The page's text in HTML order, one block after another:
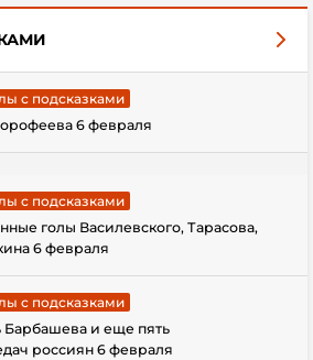
с подсказками
6 февраля
с подсказками
голы Василевского, Тарасова,
6 февраля
с подсказками
Барбашева и еще пять
россиян 6 февраля